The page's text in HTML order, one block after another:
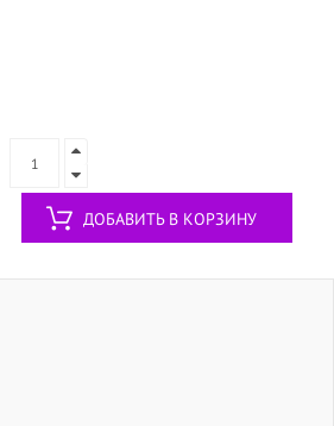
ДОБАВИТЬ В КОРЗИНУ